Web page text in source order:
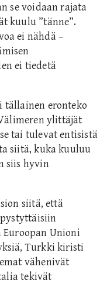
se voidaan rajata
kuulu ”tänne”.
ei nähdä –
ei tiedetä
tällainen eronteko
ylittäjät
tai tulevat entisistä
siitä, kuka kuuluu
siis hyvin
siitä, että
Unioni
Turkki kiristi
vähenivät
tekivät